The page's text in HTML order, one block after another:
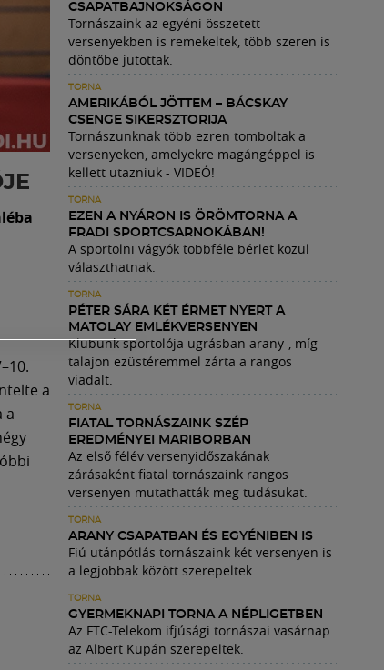
a
a
CSAPATBAJNOKSÁGON
Tornászaink az egyéni összetett
versenyekben is remekeltek, több szeren is
döntőbe jutottak.
TORNA
AMERIKÁBÓL JÖTTEM – BÁCSKAY
CSENGE SIKERSZTORIJA
Tornászunknak több ezren tomboltak a
versenyeken, amelyekre magángéppel is
kellett utazniuk - VIDEÓ!
TORNA
EZEN A NYÁRON IS ÖRÖMTORNA A
FRADI SPORTCSARNOKÁBAN!
A sportolni vágyók többféle bérlet közül
választhatnak.
TORNA
PÉTER SÁRA KÉT ÉRMET NYERT A
MATOLAY EMLÉKVERSENYEN
Klubunk sportolója ugrásban arany-, míg
talajon ezüstéremmel zárta a rangos
viadalt.
TORNA
FIATAL TORNÁSZAINK SZÉP
EREDMÉNYEI MARIBORBAN
Az első félév versenyidőszakának
zárásaként fiatal tornászaink rangos
versenyen mutathatták meg tudásukat.
TORNA
ARANY CSAPATBAN ÉS EGYÉNIBEN IS
Fiú utánpótlás tornászaink két versenyen is
a legjobbak között szerepeltek.
TORNA
GYERMEKNAPI TORNA A NÉPLIGETBEN
Az FTC-Telekom ifjúsági tornászai vasárnap
az Albert Kupán szerepeltek.